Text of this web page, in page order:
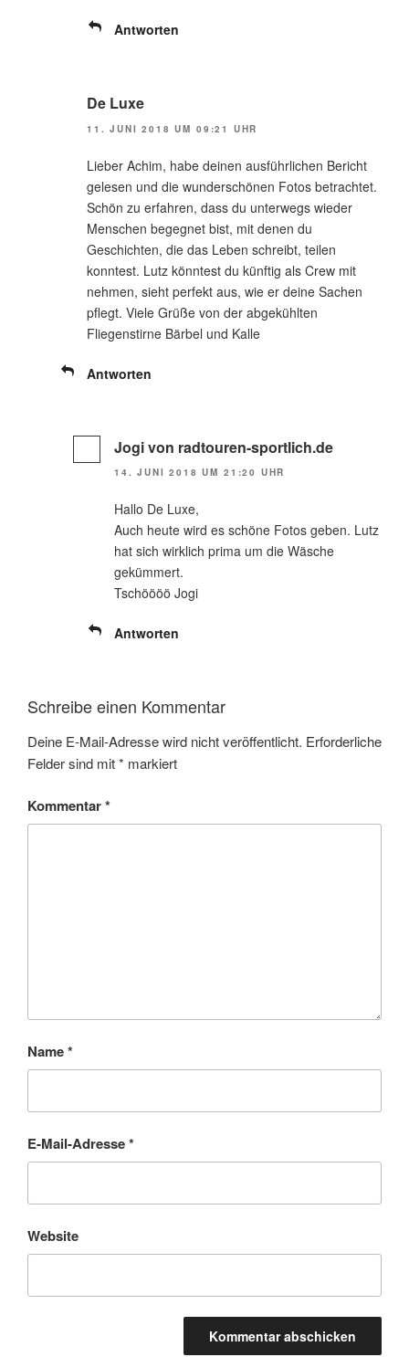
Antworten
De Luxe
11. JUNI 2018 UM 09:21 UHR
Lieber Achim, habe deinen ausführlichen Bericht
gelesen und die wunderschönen Fotos betrachtet.
Schön zu erfahren, dass du unterwegs wieder
Menschen begegnet bist, mit denen du
Geschichten, die das Leben schreibt, teilen
konntest. Lutz könntest du künftig als Crew mit
nehmen, sieht perfekt aus, wie er deine Sachen
pflegt. Viele Grüße von der abgekühlten
Fliegenstirne Bärbel und Kalle
Antworten
Jogi von radtouren-sportlich.de
14. JUNI 2018 UM 21:20 UHR
Hallo De Luxe,
Auch heute wird es schöne Fotos geben. Lutz
hat sich wirklich prima um die Wäsche
gekümmert.
Tschöööö Jogi
Antworten
Schreibe einen Kommentar
Deine E-Mail-Adresse wird nicht veröffentlicht. Erforderliche
Felder sind mit* markiert
Kommentar*
Name*
E-Mail-Adresse*
Website